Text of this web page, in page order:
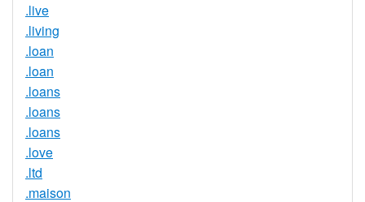
.live
.living
.loan
.loan
.loans
.loans
.loans
.love
.ltd
.maison